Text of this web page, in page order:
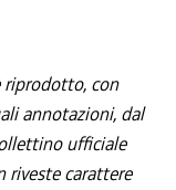
riprodotto, con
annotazioni, dal
ufficiale
riveste carattere